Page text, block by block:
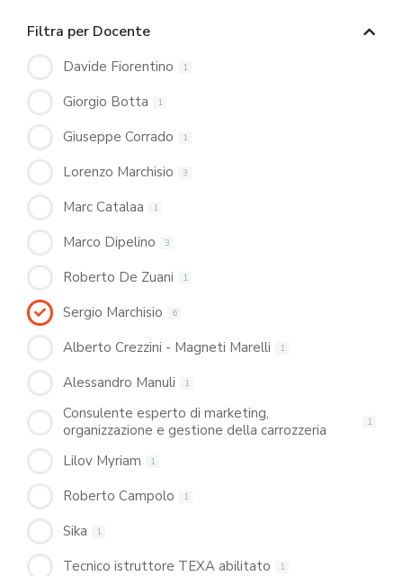
Filtra per Docente
Davide Fiorentino 1
Giorgio Botta 1
Giuseppe Corrado 1
Lorenzo Marchisio 3
Marc Catalaa 1
Marco Dipelino 3
Roberto De Zuani 1
Sergio Marchisio 6
Alberto Crezzini - Magneti Marelli 1
Alessandro Manuli 1
Consulente esperto di marketing,
organizzazione e gestione della carrozzeria
1
Lilov Myriam 1
Roberto Campolo 1
Sika 1
Tecnico istruttore TEXA abilitato 1